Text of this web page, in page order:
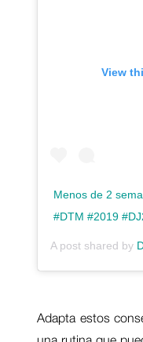
View
Menos de 2
#DTM #2019
A post shared by
Adapta estos